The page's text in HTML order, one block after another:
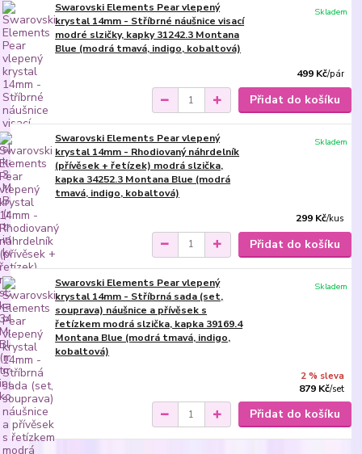
Swarovski Elements Pear vlepený
krystal 14mm - Stříbrné náušnice visací
modré slzičky, kapky 31242.3 Montana
Blue (modrá tmavá, indigo, kobaltová)
499 Kč/pár
Skladem
Přidat do košíku
Swarovski Elements Pear vlepený
krystal 14mm - Rhodiovaný náhrdelník
(přívěsek + řetízek) modrá slzička,
kapka 34252.3 Montana Blue (modrá
tmavá, indigo, kobaltová)
299 Kč/kus
Skladem
Přidat do košíku
Swarovski Elements Pear vlepený
krystal 14mm - Stříbrná sada (set,
souprava) náušnice a přívěsek s
řetízkem modrá slzička, kapka 39169.4
Montana Blue (modrá tmavá, indigo,
kobaltová)
2 % sleva
879 Kč/set
Skladem
Přidat do košíku